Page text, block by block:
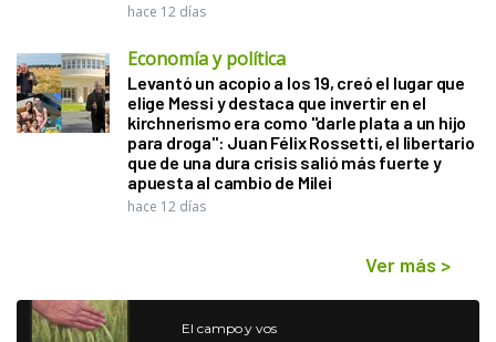
hace 12 días
Economía y política
Levantó un acopio a los 19, creó el lugar que
elige Messi y destaca que invertir en el
kirchnerismo era como "darle plata a un hijo
para droga": Juan Félix Rossetti, el libertario
que de una dura crisis salió más fuerte y
apuesta al cambio de Milei
hace 12 días
Ver más >
El campo y vos